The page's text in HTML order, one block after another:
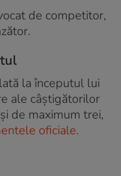
de competitor,
la începutul lui
ale câștigătorilor
de maximum trei,
oficiale.